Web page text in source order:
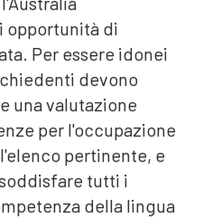
di
Per essere idonei
devono
una valutazione
per l'occupazione
pertinente, e
tutti i
della lingua